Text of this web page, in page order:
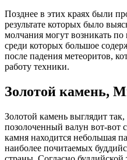
Позднее в этих краях были
результате которых было
молчания могут возникать
среди которых большое
после падения метеоритов,
работу техники.
Золотой камень,
Золотой камень выглядит
позолоченный валун вот-вот
камня находится небольшая
наиболее почитаемых